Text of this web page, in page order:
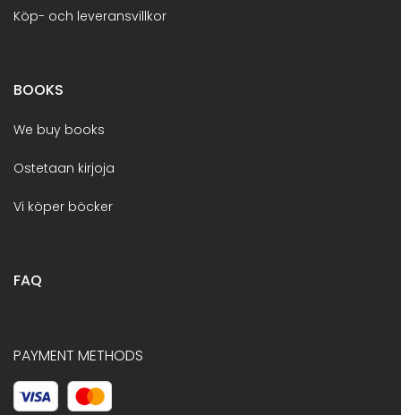
Köp- och leveransvillkor
BOOKS
We buy books
Ostetaan kirjoja
Vi köper böcker
FAQ
PAYMENT METHODS